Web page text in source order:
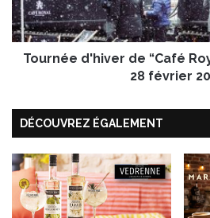
m
a
ï
x
è
p
e
e
d
'
e
d
e
“
a
Tournée d'hiver de “Café
28 février
DÉCOUVREZ ÉGALEMENT